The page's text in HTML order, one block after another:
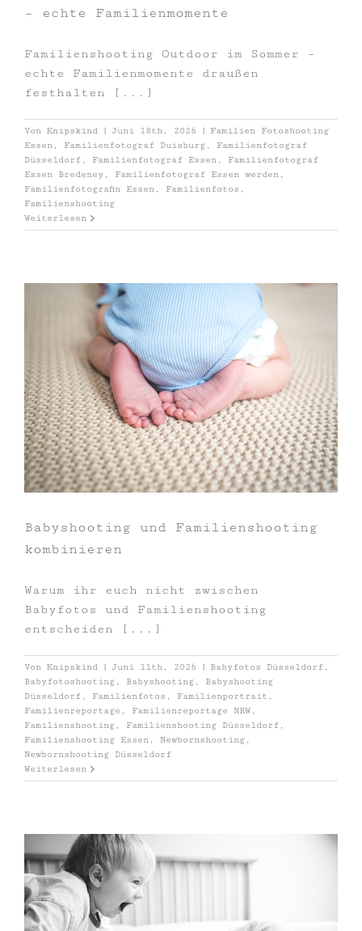
– echte Familienmomente
Familienshooting Outdoor im Sommer –
echte Familienmomente draußen
festhalten [...]
Von Knipskind | Juni 18th, 2026 |
Familien Fotoshooting
Essen , Familienfotograf Duisburg , Familienfotograf
Düsseldorf , Familienfotograf Essen , Familienfotograf
Essen Bredeney , Familienfotograf Essen werden ,
Familienfotografin Essen , Familienfotos ,
Familienshooting
Weiterlesen
Babyshooting und Familienshooting
kombinieren
Warum ihr euch nicht zwischen
Babyfotos und Familienshooting
entscheiden [...]
Von Knipskind | Juni 11th, 2026 | Babyfotos Düsseldorf
Babyfotoshooting
Babyshooting
Babyshooting
Düsseldorf
Familienfotos Familienportrait
Familienreportage
Familienreportage NRW
Familienshooting
Familienshooting Düsseldorf
Familienshooting Essen
Newbornshooting
Newbornshooting Düsseldorf
Weiterlesen